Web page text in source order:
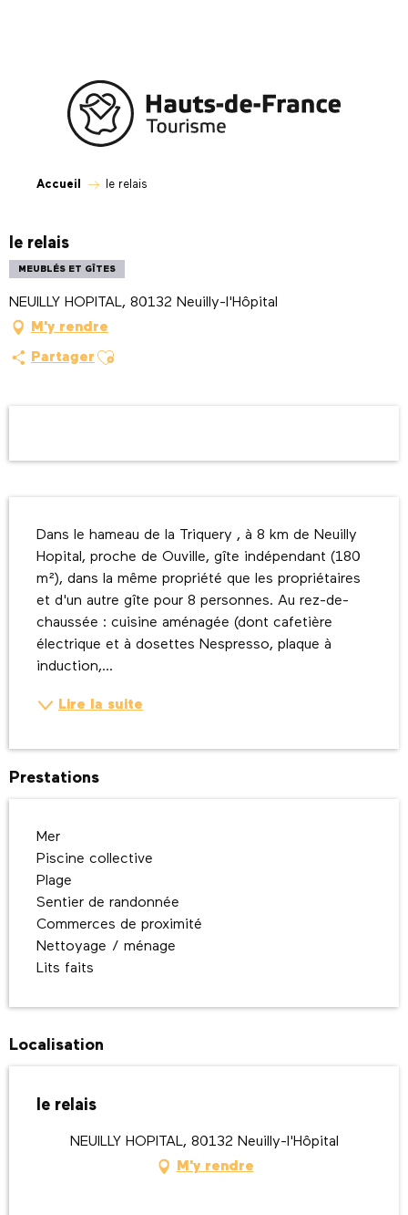
Accueil le relais
le relais
MEUBLÉS ET GÎTES
NEUILLY HOPITAL, 80132 Neuilly-l'Hôpital
M'y rendre
Partager Ajouter aux favoris
Dans le hameau de la Triquery , à 8 km de Neuilly
Hopital, proche de Ouville, gîte indépendant (180
m²), dans la même propriété que les propriétaires
et d'un autre gîte pour 8 personnes. Au rez-de-
chaussée : cuisine aménagée (dont cafetière
électrique et à dosettes Nespresso, plaque à
induction,...
Lire la suite
Prestations
Mer
Piscine collective
Plage
Sentier de randonnée
Commerces de proximité
Nettoyage / ménage
Lits faits
Localisation
le relais
NEUILLY HOPITAL, 80132 Neuilly-l'Hôpital
M'y rendre